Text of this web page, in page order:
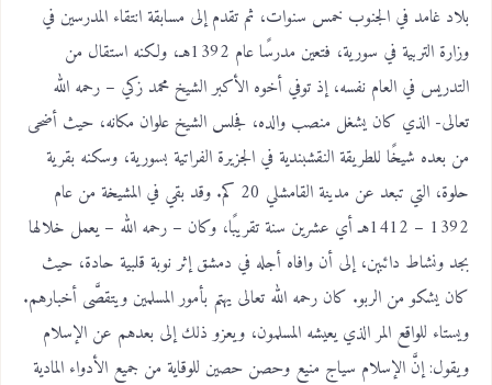
بلاد غامد في الجنوب خمس سنوات، ثم تقدم إلى مسابقة انتقاء المدرسين في
وزارة التربية في سورية، فتعين مدرسًا عام 1392هـ، ولكنه استقال من
التدريس في العام نفسه، إذ توفي أخوه الأكبر الشيخ محمد زكي – رحمه الله
تعالى- الذي كان يشغل منصب والده، فجلس الشيخ علوان مكانه، حيث أضحى
من بعده شيخًا للطريقة النقشبندية في الجزيرة الفراتية بسورية، وسكنه بقرية
حلوة، التي تبعد عن مدينة القامشلي 20 كم. وقد بقي في المشيخة من عام
1392 – 1412هـ أي عشرين سنة تقريبًا، وكان – رحمه الله – يعمل خلالها
بجد ونشاط دائبين، إلى أن وافاه أجله في دمشق إثر نوبة قلبية حادة، حيث
كان يشكو من الربو. كان رحمه الله تعالى يهتم بأمور المسلمين ويتقصَّى أخبارهم.
ويستاء للواقع المر الذي يعيشه المسلمون، ويعزو ذلك إلى بعدهم عن الإسلام
ويقول: إنَّ الإسلام سياج منيع وحصن حصين للوقاية من جميع الأدواء المادية